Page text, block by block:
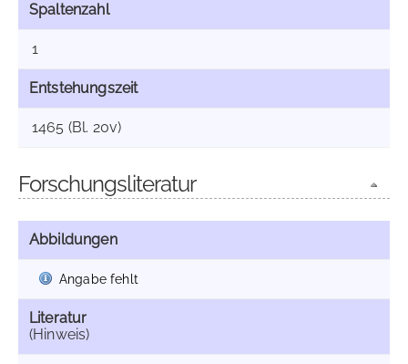
Spaltenzahl
1
Entstehungszeit
1465 (Bl. 20v)
Forschungsliteratur
Abbildungen
Angabe fehlt
Literatur
(Hinweis)